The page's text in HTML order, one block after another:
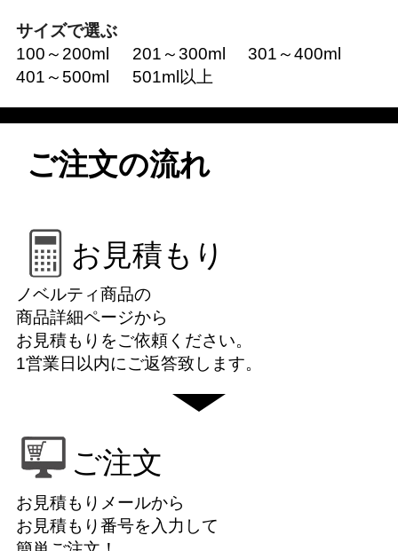
サイズで選ぶ
100～200ml
201～300ml
301～400ml
401～500ml
501ml以上
ご注文の流れ
お見積もり
ノベルティ商品の
商品詳細ページから
お見積もりをご依頼ください。
1営業日以内にご返答致します。
ご注文
お見積もりメールから
お見積もり番号を入力して